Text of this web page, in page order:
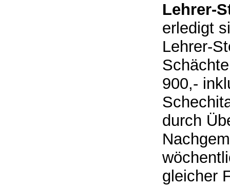
Lehrer-
erledigt
Lehrer-
900,-
durch
gleicher